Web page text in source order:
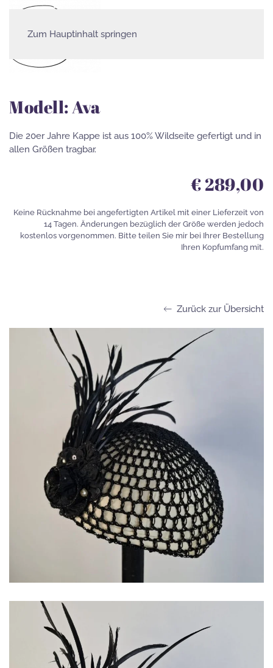
Zum Hauptinhalt springen
Modell: Ava
Die 20er Jahre Kappe ist aus 100% Wildseite gefertigt und in
allen Größen tragbar.
€ 289,00
Keine Rücknahme bei angefertigten Artikel mit einer Lieferzeit von
14 Tagen. Änderungen bezüglich der Größe werden jedoch
kostenlos vorgenommen. Bitte teilen Sie mir bei Ihrer Bestellung
Ihren Kopfumfang mit.
Zurück zur Übersicht